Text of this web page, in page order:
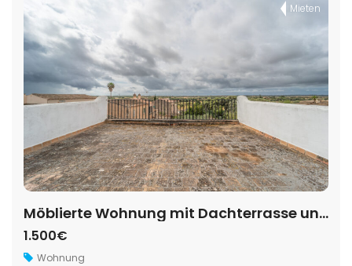
Mieten
Möblierte Wohnung mit Dachterrasse und Ausblick in Es Llombards
1.500€
Wohnung